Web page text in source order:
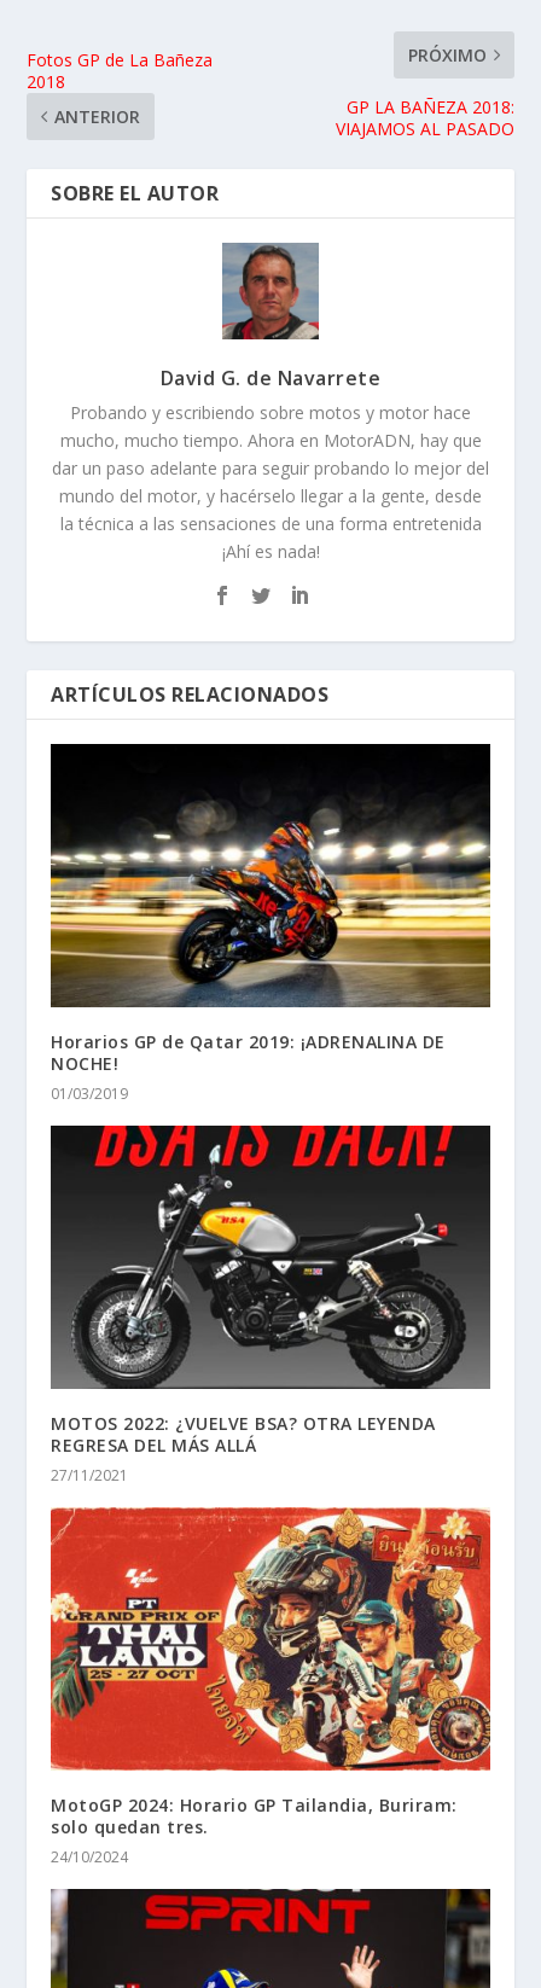
Fotos GP de La Bañeza
2018
ANTERIOR
PRÓXIMO
GP LA BAÑEZA 2018:
VIAJAMOS AL PASADO
SOBRE EL AUTOR
David G. de Navarrete
Probando y escribiendo sobre motos y motor hace
mucho, mucho tiempo. Ahora en MotorADN, hay que
dar un paso adelante para seguir probando lo mejor del
mundo del motor, y hacérselo llegar a la gente, desde
la técnica a las sensaciones de una forma entretenida
¡Ahí es nada!
ARTÍCULOS RELACIONADOS
Horarios GP de Qatar 2019: ¡ADRENALINA DE
NOCHE!
01/03/2019
MOTOS 2022: ¿VUELVE BSA? OTRA LEYENDA
REGRESA DEL MÁS ALLÁ
27/11/2021
MotoGP 2024: Horario GP Tailandia, Buriram:
solo quedan tres.
24/10/2024